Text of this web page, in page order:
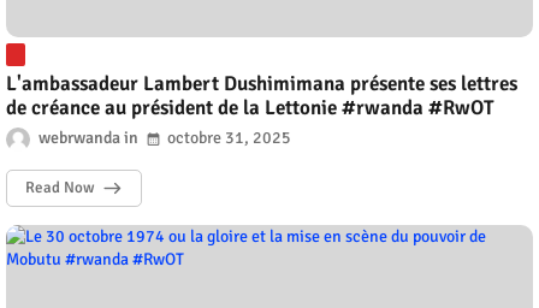
L'ambassadeur Lambert Dushimimana présente ses lettres
de créance au président de la Lettonie #rwanda #RwOT
webrwanda octobre 31, 2025
Read Now